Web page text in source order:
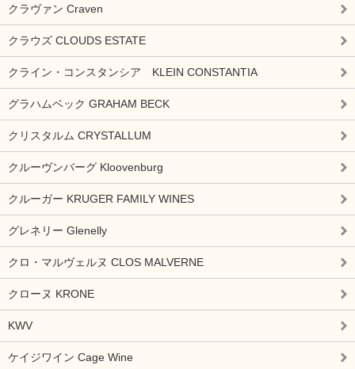
クラヴァン Craven
クラウズ CLOUDS ESTATE
クライン・コンスタンシア KLEIN CONSTANTIA
グラハムベック GRAHAM BECK
クリスタルム CRYSTALLUM
クルーヴンバーグ Kloovenburg
クルーガー KRUGER FAMILY WINES
グレネリー Glenelly
クロ・マルヴェルヌ CLOS MALVERNE
クローヌ KRONE
KWV
ケイジワイン Cage Wine